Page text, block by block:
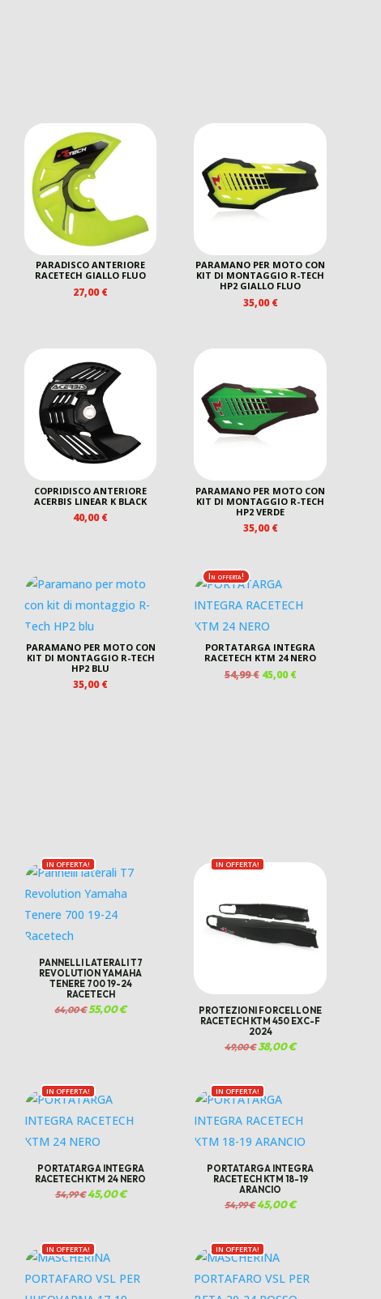
PARADISCO ANTERIORE
RACETECH GIALLO FLUO
27,00€
PARAMANO PER MOTO CON
KIT DI MONTAGGIO R-TECH
HP2 GIALLO FLUO
35,00€
COPRIDISCO ANTERIORE
ACERBIS LINEAR K BLACK
40,00€
PARAMANO PER MOTO CON
KIT DI MONTAGGIO R-TECH
HP2 VERDE
35,00€
PARAMANO PER MOTO CON
KIT DI MONTAGGIO R-TECH
HP2 BLU
35,00€
In offerta!
PORTATARGA INTEGRA
RACETECH KTM 24 NERO
54,99€ IL
45,00€IL
IN OFFERTA!
PANNELLI LATERALI T7
REVOLUTION YAMAHA
TENERE 700 19-24
RACETECH
64,00€ Il
prezzo
55,00€Il
prezzo
IN OFFERTA!
PROTEZIONI FORCELLONE
RACETECH KTM 450 EXC-F
2024
49,00€ Il
prezzo
38,00€Il
prezzo
IN OFFERTA!
PORTATARGA INTEGRA
RACETECH KTM 24 NERO
54,99€Il
prezzo
45,00€Il
prezzo
IN OFFERTA!
PORTATARGA INTEGRA
RACETECH KTM 18-19
ARANCIO
54,99€Il
prezzo
45,00€Il
prezzo
IN OFFERTA! IN OFFERTA!